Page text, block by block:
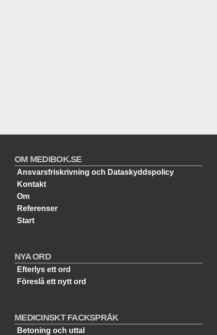
OM MEDIBOK.SE
Ansvarsfriskrivning och Dataskyddspolicy
Kontakt
Om
Referenser
Start
NYA ORD
Efterlys ett ord
Föreslå ett nytt ord
MEDICINSKT FACKSPRÅK
Betoning och uttal